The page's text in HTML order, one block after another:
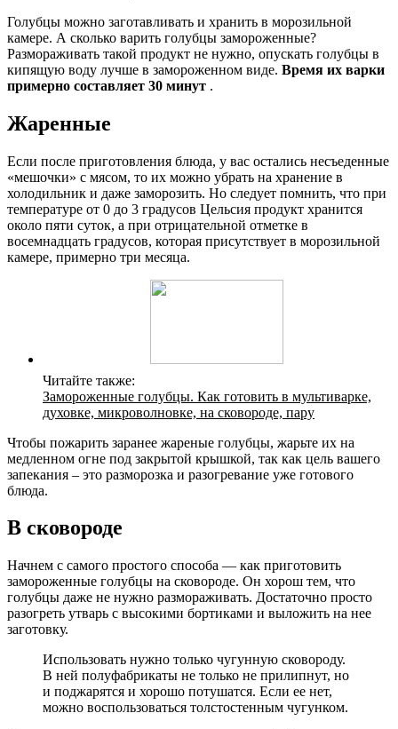
Голубцы можно заготавливать и хранить в морозильной
камере. А сколько варить голубцы замороженные?
Размораживать такой продукт не нужно, опускать голубцы в
кипящую воду лучше в замороженном виде. Время их варки
примерно составляет 30 минут .
Жаренные
Если после приготовления блюда, у вас остались несъеденные
«мешочки» с мясом, то их можно убрать на хранение в
холодильник и даже заморозить. Но следует помнить, что при
температуре от 0 до 3 градусов Цельсия продукт хранится
около пяти суток, а при отрицательной отметке в
восемнадцать градусов, которая присутствует в морозильной
камере, примерно три месяца.
Читайте также:
Замороженные голубцы. Как готовить в мультиварке,
духовке, микроволновке, на сковороде, пару
Чтобы пожарить заранее жареные голубцы, жарьте их на
медленном огне под закрытой крышкой, так как цель вашего
запекания – это разморозка и разогревание уже готового
блюда.
В сковороде
Начнем с самого простого способа — как приготовить
замороженные голубцы на сковороде. Он хорош тем, что
голубцы даже не нужно размораживать. Достаточно просто
разогреть утварь с высокими бортиками и выложить на нее
заготовку.
Использовать нужно только чугунную сковороду.
В ней полуфабрикаты не только не прилипнут, но
и поджарятся и хорошо потушатся. Если ее нет,
можно воспользоваться толстостенным чугунком.